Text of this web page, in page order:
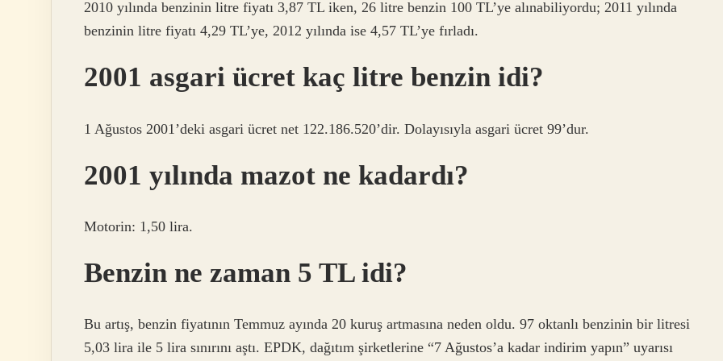
2010 yılında benzinin litre fiyatı 3,87 TL iken, 26 litre benzin 100 TL’ye alınabiliyordu; 2011 yılında
benzinin litre fiyatı 4,29 TL’ye, 2012 yılında ise 4,57 TL’ye fırladı.
2001 asgari ücret kaç litre benzin idi?
1 Ağustos 2001’deki asgari ücret net 122.186.520’dir. Dolayısıyla asgari ücret 99’dur.
2001 yılında mazot ne kadardı?
Motorin: 1,50 lira.
Benzin ne zaman 5 TL idi?
Bu artış, benzin fiyatının Temmuz ayında 20 kuruş artmasına neden oldu. 97 oktanlı benzinin bir litresi
5,03 lira ile 5 lira sınırını aştı. EPDK, dağıtım şirketlerine “7 Ağustos’a kadar indirim yapın” uyarısı